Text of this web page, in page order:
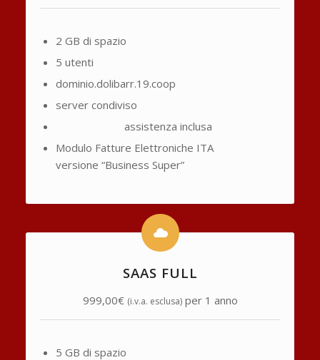
2 GB di spazio
5 utenti
dominio.dolibarr.19.coop
server condiviso
assistenza inclusa
Modulo Fatture Elettroniche ITA
versione “Business Super”
SAAS FULL
999,00€ (i.v.a. esclusa)per 1 anno
5 GB di spazio